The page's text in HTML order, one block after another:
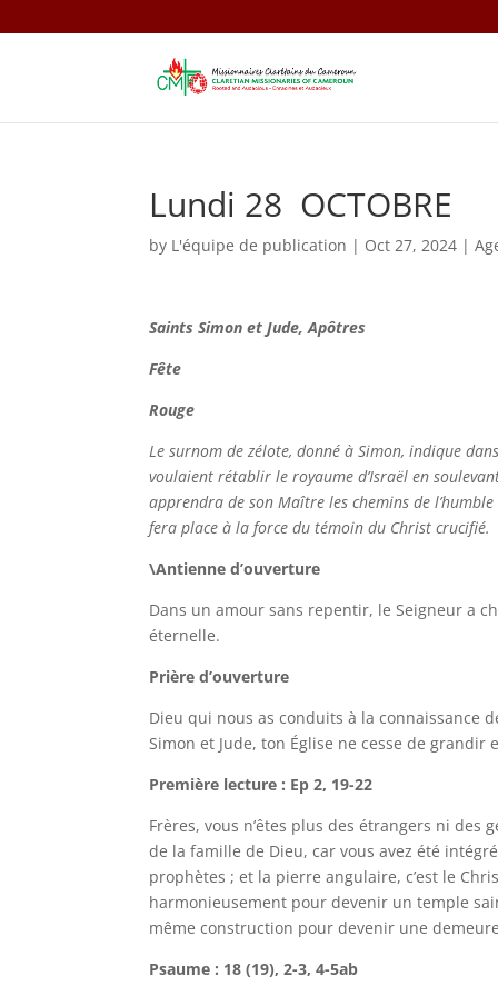
Lundi 28 OCTOBRE
by L'équipe de publication | Oct 27, 2024 |
Saints Simonet Jude, Apôtres
Fête
Rouge
Le surnom de zélote, donné à Simon, indique
voulaient rétablir le royaume d’Israël en
apprendra de son Maître les chemins de
fera place à la force du témoin du Christ crucifié.
\Antienne d’ouverture
Dans un amour sans repentir, le Seigneur a
éternelle.
Prière d’ouverture
Dieu qui nous as conduits à la connaissance
Simon et Jude, ton Église ne cesse de
Première lecture : Ep 2, 19-22
Frères, vous n’êtes plus des étrangers ni des
de la famille de Dieu, car vous avez été
prophètes ; et la pierre angulaire, c’est le
harmonieusement pour devenir un temple
même construction pour devenir une
Psaume : 18 (19), 2-3, 4-5ab